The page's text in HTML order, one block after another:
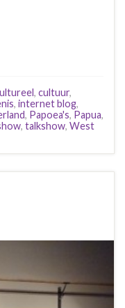
, cultuur,
, internet blog,
, Papoea's, Papua,
, talkshow, West